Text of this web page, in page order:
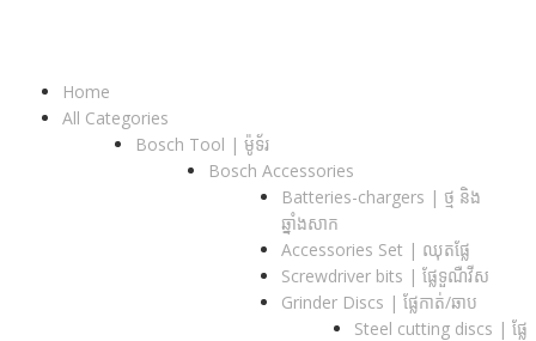
Home
All Categories
Bosch Tool | ម៉ូទ័រ
Bosch Accessories
Batteries-chargers | ថ្ម និង
ឆ្នាំងសាក
Accessories Set | ឈុតផ្លែ
Screwdriver bits | ផ្លែទួណឺវីស
Grinder Discs |​ ផ្លែកាត់/ឆាប
Steel cutting discs |​ ផ្លែ